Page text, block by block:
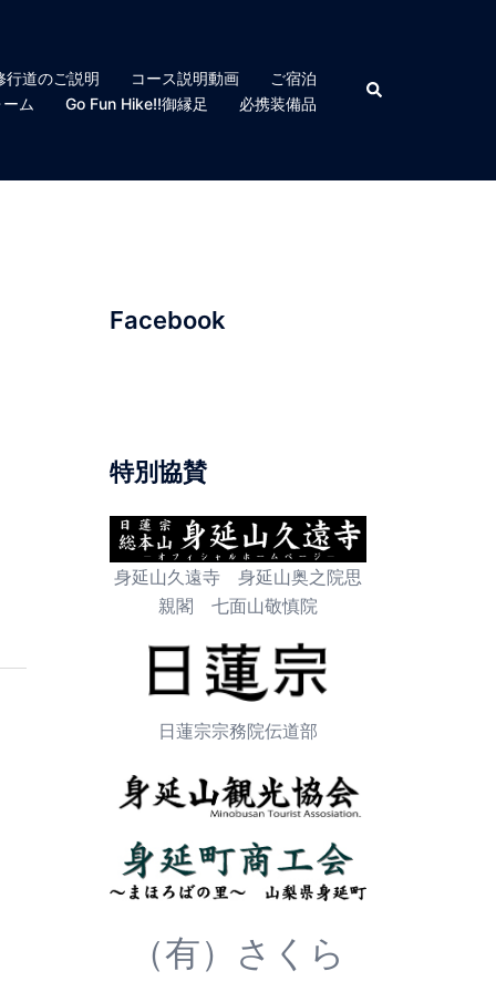
行道のご説明 コース説明動画
ご宿泊
ム
Go Fun Hike!!御縁足 必携装備品
検
索
Facebook
特別協賛
身延山久遠寺 身延山奥之院思
親閣 七面山敬慎院
日蓮宗宗務院伝道部
（有）さくら